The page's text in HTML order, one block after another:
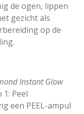
de ogen, lippen
gezicht als
op de
Instant Glow
1: Peel
een PEEL-ampul